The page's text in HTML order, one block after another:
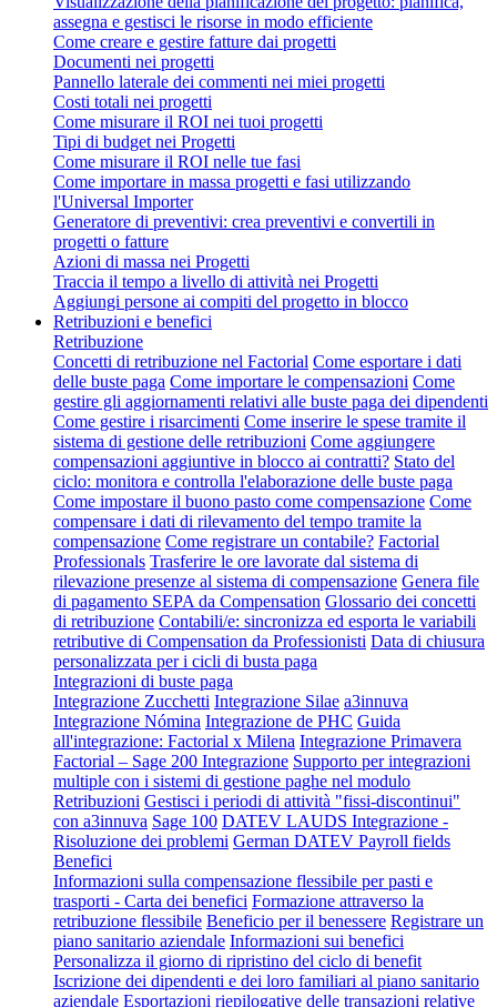
assegna e gestisci le risorse in modo efficiente
Come creare e gestire fatture dai progetti
Documenti nei progetti
Pannello laterale dei commenti nei miei progetti
Costi totali nei progetti
Come misurare il ROI nei tuoi progetti
Tipi di budget nei Progetti
Come misurare il ROI nelle tue fasi
Come importare in massa progetti e fasi utilizzando
l'Universal Importer
Generatore di preventivi: crea preventivi e convertili in
progetti o fatture
Azioni di massa nei Progetti
Traccia il tempo a livello di attività nei Progetti
Aggiungi persone ai compiti del progetto in blocco
Retribuzioni e benefici
Retribuzione
Concetti di retribuzione nel Factorial Come esportare i dati
delle buste paga Come importare le compensazioni Come
gestire gli aggiornamenti relativi alle buste paga dei dipendenti
Come gestire i risarcimenti Come inserire le spese tramite il
sistema di gestione delle retribuzioni Come aggiungere
compensazioni aggiuntive in blocco ai contratti? Stato del
ciclo: monitora e controlla l'elaborazione delle buste paga
Come impostare il buono pasto come compensazione Come
compensare i dati di rilevamento del tempo tramite la
compensazione Come registrare un contabile? Factorial
Professionals Trasferire le ore lavorate dal sistema di
rilevazione presenze al sistema di compensazione Genera file
di pagamento SEPA da Compensation Glossario dei concetti
di retribuzione Contabili/e: sincronizza ed esporta le variabili
retributive di Compensation da Professionisti Data di chiusura
personalizzata per i cicli di busta paga
Integrazioni di buste paga
Integrazione Zucchetti Integrazione Silae a3innuva
Integrazione Nómina Integrazione de PHC Guida
all'integrazione: Factorial x Milena Integrazione Primavera
Factorial – Sage 200 Integrazione Supporto per integrazioni
multiple con i sistemi di gestione paghe nel modulo
Retribuzioni Gestisci i periodi di attività "fissi-discontinui"
con a3innuva Sage 100 DATEV LAUDS Integrazione -
Risoluzione dei problemi German DATEV Payroll fields
Benefici
Informazioni sulla compensazione flessibile per pasti e
trasporti - Carta dei benefici Formazione attraverso la
retribuzione flessibile Beneficio per il benessere Registrare un
piano sanitario aziendale Informazioni sui benefici
Personalizza il giorno di ripristino del ciclo di benefit
Iscrizione dei dipendenti e dei loro familiari al piano sanitario
aziendale Esportazioni riepilogative delle transazioni relative